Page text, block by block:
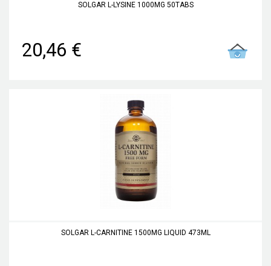
SOLGAR L-LYSINE 1000MG 50TABS
20,46 €
SOLGAR L-CARNITINE 1500MG LIQUID 473ML